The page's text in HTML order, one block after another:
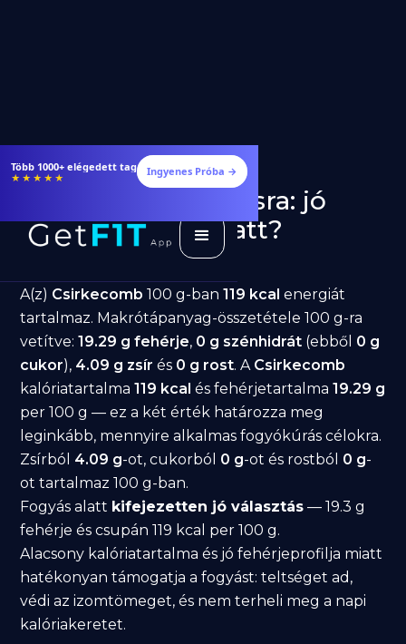
Több 1000+ elégedett tag
★★★★★ Ingyenes Próba →
Csirkecomb fogyásra: jó
választás diéta alatt?
A(z) Csirkecomb 100 g-ban119 kcal energiát
tartalmaz. Makrótápanyag-összetétele 100 g-ra
vetítve:19.29 g fehérje, 0 g szénhidrát (ebből 0 g
cukor), 4.09 g zsír és 0 g rost. A Csirkecomb
kalóriatartalma119 kcal és fehérjetartalma19.29 g
per 100 g — ez a két érték határozza meg
leginkább, mennyire alkalmas fogyókúrás célokra.
Zsírból 4.09 g-ot, cukorból 0 g-ot és rostból 0 g-
ot tartalmaz 100 g-ban.
Fogyás alatt kifejezetten jó választás — 19.3 g
fehérje és csupán 119 kcal per 100 g.
Alacsony kalóriatartalma és jó fehérjeprofilja miatt
hatékonyan támogatja a fogyást: teltséget ad,
védi az izomtömeget, és nem terheli meg a napi
kalóriakeretet.